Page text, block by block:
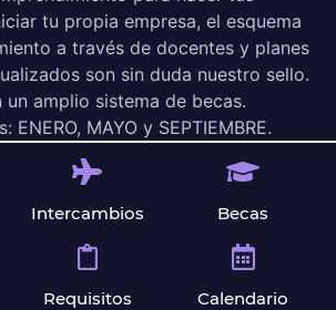
tu propia empresa, el esquema
a través de docentes y planes
son sin duda nuestro sello.
un amplio sistema de becas.
ENERO, MAYO y SEPTIEMBRE.
Intercambios Becas
Requisitos Calendario